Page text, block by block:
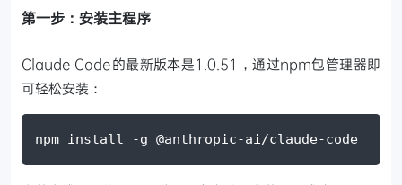
第一步：安装主程序
Claude Code的最新版本是1.0.51，通过npm包管理器即
可轻松安装：
npm install -g @anthropic-ai/claude-code